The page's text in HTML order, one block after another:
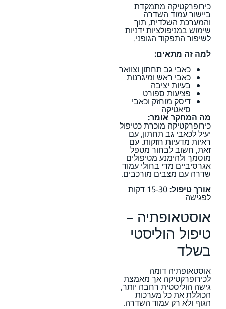
כירופרקטיקה מתמקדת
ביישור עמוד השדרה
והמערכת השלדית, תוך
שימוש במניפולציות ידניות
לשיפור התפקוד הגופני.
למה זה מתאים:
כאבי גב תחתון וצוואר
כאבי ראש ומיגרנות
בעיות יציבה
פציעות ספורט
דיסק מוחזק וכאבי
סיאטיקה
מה המחקר אומר:
כירופרקטיקה מוכרת כטיפול
יעיל לכאבי גב תחתון, עם
ראיות מדעיות חזקות. עם
זאת, חשוב לבחור מטפל
מוסמך ולהימנע מטיפולים
אגרסיביים מדי בחולי עמוד
שדרה עם מצבים מורכבים.
אורך טיפול:
15-30 דקות
לפגישה
אוסטאופתיה –
טיפול הוליסטי
בשלד
אוסטאופתיה דומה
לכירופרקטיקה אך מאמצת
גישה הוליסטית רחבה יותר,
הכוללת את כל מערכות
הגוף ולא רק עמוד השדרה.